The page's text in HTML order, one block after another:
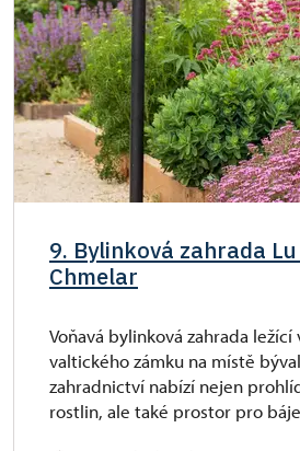
9. Bylinková zahrada
Chmelar
Voňavá bylinková zahrada
valtického zámku na místě
zahradnictví nabízí nejen
rostlin, ale také prostor pro